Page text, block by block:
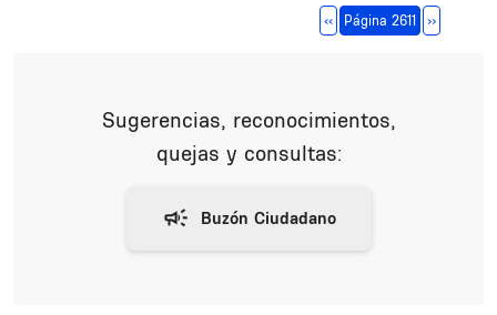
Página anterior
‹‹ Página 2611 Siguiente
››
Sugerencias, reconocimientos,
quejas y consultas: